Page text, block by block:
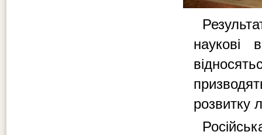
наукові
розвитку